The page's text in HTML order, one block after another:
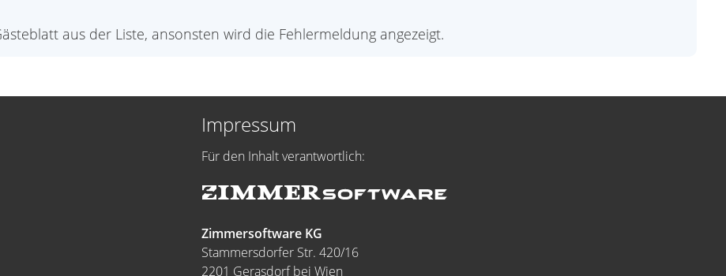
aus der Liste, ansonsten wird die Fehlermeldung angezeigt.
Impressum
Für den Inhalt verantwortlich:
Zimmersoftware KG
Stammersdorfer Str. 420/16
2201 Gerasdorf bei Wien